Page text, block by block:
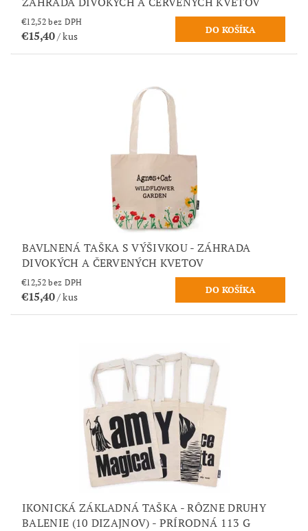
€12,52 bez DPH
€15,40/ kus
BAVLNENÁ TAŠKA S VÝŠIVKOU - ZÁHRADA
DIVOKÝCH A ČERVENÝCH KVETOV
€12,52 bez DPH
€15,40/ kus
IKONICKÁ ZÁKLADNÁ TAŠKA - RÔZNE DRUHY
BALENIE (10 DIZAJNOV) - PRÍRODNÁ 113 G